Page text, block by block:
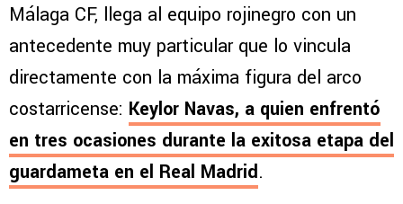
Málaga CF, llega al equipo rojinegro con un
antecedente muy particular que lo vincula
directamente con la máxima figura del arco
costarricense: Keylor Navas, a quien enfrentó
en tres ocasiones durante la exitosa etapa del
guardameta en el Real Madrid.